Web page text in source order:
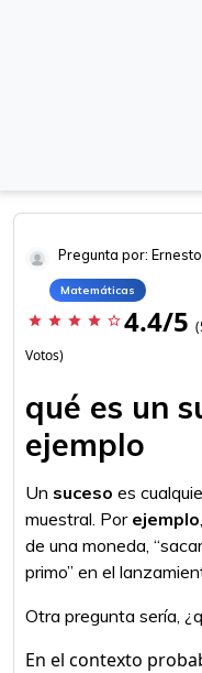
Pregunta por:
Matemáticas
star star star star star_border 4.4/5
Votos)
qué es un
ejemplo
Un suceso es
muestral. Por ejemplo
de una moneda,
primo” en el
Otra pregunta sería,
En el contexto